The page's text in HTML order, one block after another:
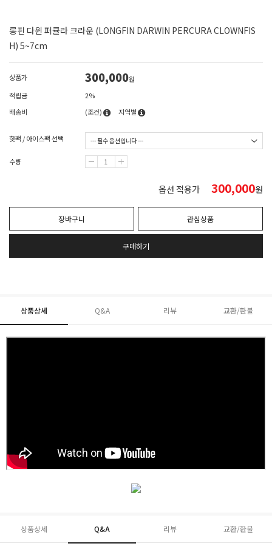
롱핀 다윈 퍼큘라 크라운 (LONGFIN DARWIN PERCURA CLOWNFIS
H) 5~7cm
상품가 300,000원
적립금
2%
배송비
(조건) 지역별
핫팩 / 아이스팩 선택
수량
옵션 적용가 300,000원
장바구니 관심상품
구매하기
상품상세 Q&A 리뷰 교환/환불
상품상세 Q&A 리뷰 교환/환불